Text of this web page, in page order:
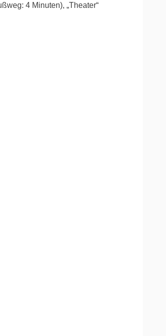
4 Minuten), „Theater“